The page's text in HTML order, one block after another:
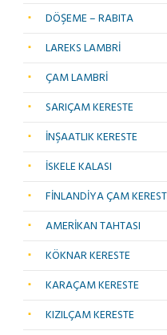
DÖŞEME – RABITA
LAREKS LAMBRİ
ÇAM LAMBRİ
SARIÇAM KERESTE
İNŞAATLIK KERESTE
İSKELE KALASI
FİNLANDİYA ÇAM
AMERİKAN TAHTASI
KÖKNAR KERESTE
KARAÇAM KERESTE
KIZILÇAM KERESTE